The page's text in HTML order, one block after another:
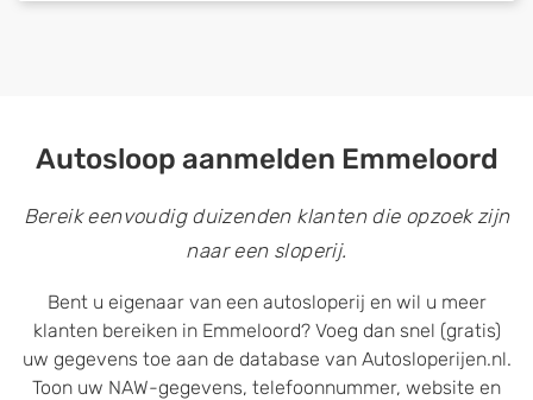
Autosloop aanmelden Emmeloord
Bereik eenvoudig duizenden klanten die opzoek zijn
naar een sloperij.
Bent u eigenaar van een autosloperij en wil u meer
klanten bereiken in Emmeloord? Voeg dan snel (gratis)
uw gegevens toe aan de database van Autosloperijen.nl.
Toon uw NAW-gegevens, telefoonnummer, website en